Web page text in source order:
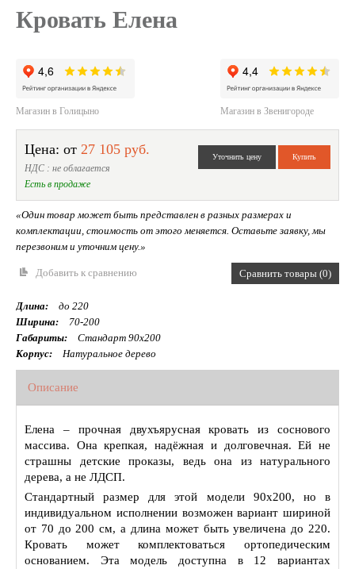
Кровать Елена
Магазин в Голицыно Магазин в Звенигороде
Цена: от 27 105 руб.
НДС : не облагается
Есть в продаже
«Один товар может быть представлен в разных размерах и
комплектации, стоимость от этого меняется. Оставьте заявку, мы
перезвоним и уточним цену.»
Добавить к сравнению Сравнить товары (0)
Длина:
до 220
Ширина:
70-200
Габариты:
Стандарт 90х200
Корпус:
Натуральное дерево
Описание
Елена – прочная двухъярусная кровать из соснового
массива. Она крепкая, надёжная и долговечная. Ей не
страшны детские проказы, ведь она из натурального
дерева, а не ЛДСП.
Стандартный размер для этой модели 90х200, но в
индивидуальном исполнении возможен вариант шириной
от 70 до 200 см, а длина может быть увеличена до 220.
Кровать может комплектоваться ортопедическим
основанием. Эта модель доступна в 12 вариантах